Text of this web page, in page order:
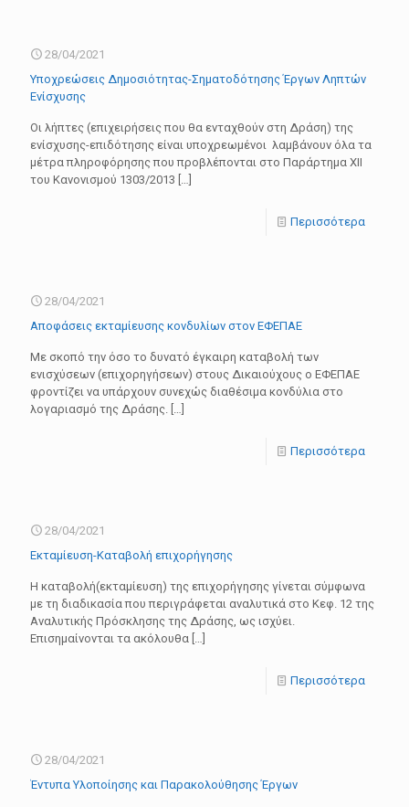
28/04/2021
Υποχρεώσεις Δημοσιότητας-Σηματοδότησης Έργων Ληπτών
Ενίσχυσης
Oι λήπτες (επιχειρήσεις που θα ενταχθούν στη Δράση) της
ενίσχυσης-επιδότησης είναι υποχρεωμένοι λαμβάνουν όλα τα
μέτρα πληροφόρησης που προβλέπονται στο Παράρτημα XII
του Κανονισμού 1303/2013 […]
Περισσότερα
28/04/2021
Aποφάσεις εκταμίευσης κονδυλίων στον ΕΦΕΠΑΕ
Με σκοπό την όσο το δυνατό έγκαιρη καταβολή των
ενισχύσεων (επιχορηγήσεων) στους Δικαιούχους ο ΕΦΕΠΑΕ
φροντίζει να υπάρχουν συνεχώς διαθέσιμα κονδύλια στο
λογαριασμό της Δράσης. […]
Περισσότερα
28/04/2021
Εκταμίευση-Καταβολή επιχορήγησης
Η καταβολή(εκταμίευση) της επιχορήγησης γίνεται σύμφωνα
με τη διαδικασία που περιγράφεται αναλυτικά στο Κεφ. 12 της
Αναλυτικής Πρόσκλησης της Δράσης, ως ισχύει.
Επισημαίνονται τα ακόλουθα […]
Περισσότερα
28/04/2021
Έντυπα Υλοποίησης και Παρακολούθησης Έργων